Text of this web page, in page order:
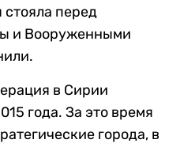
стояла перед
и Вооруженными
в Сирии
года. За это время
города, в